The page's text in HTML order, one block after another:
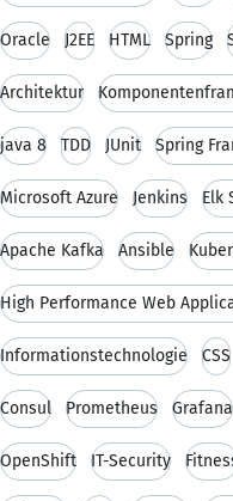
Oracle J2EE HTML Spring
Architektur
java 8 TDD JUnit Spring
Microsoft Azure Jenkins Elk
Apache Kafka Ansible
High Performance Web
Informationstechnologie CSS
Consul Prometheus Grafana
OpenShift IT-Security